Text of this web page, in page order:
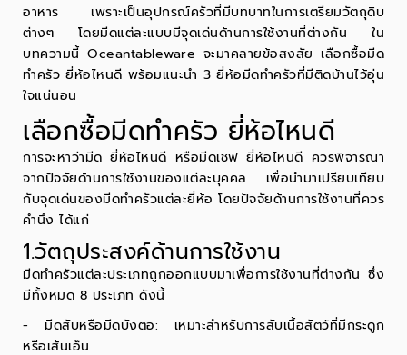
อาหาร เพราะเป็นอุปกรณ์ครัวที่มีบทบาทในการเตรียมวัตถุดิบ
ต่างๆ โดยมีดแต่ละแบบมีจุดเด่นด้านการใช้งานที่ต่างกัน ใน
บทความนี้ Oceantableware จะมาคลายข้อสงสัย เลือกซื้อมีด
ทำครัว ยี่ห้อไหนดี พร้อมแนะนำ 3 ยี่ห้อมีดทำครัวที่มีติดบ้านไว้อุ่น
ใจแน่นอน
เลือกซื้อมีดทำครัว ยี่ห้อไหนดี
การจะหาว่ามีด ยี่ห้อไหนดี หรือมีดเชฟ ยี่ห้อไหนดี ควรพิจารณา
จากปัจจัยด้านการใช้งานของแต่ละบุคคล เพื่อนำมาเปรียบเทียบ
กับจุดเด่นของมีดทำครัวแต่ละยี่ห้อ โดยปัจจัยด้านการใช้งานที่ควร
คำนึง ได้แก่
1.วัตถุประสงค์ด้านการใช้งาน
มีดทำครัวแต่ละประเภทถูกออกแบบมาเพื่อการใช้งานที่ต่างกัน ซึ่ง
มีทั้งหมด 8 ประเภท ดังนี้
- มีดสับหรือมีดบังตอ: เหมาะสำหรับการสับเนื้อสัตว์ที่มีกระดูก
หรือเส้นเอ็น